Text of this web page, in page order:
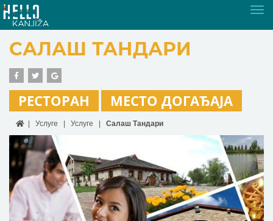
САЛАШ ТАНДАРИ
РЕСТОРАН МЕСТО ДОГАЂАЈА
Услуге Услуге Салаш Тандари